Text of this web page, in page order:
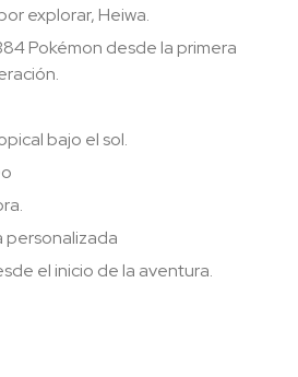
explorar, Heiwa.
Pokémon desde la primera
bajo el sol.
personalizada
el inicio de la aventura.